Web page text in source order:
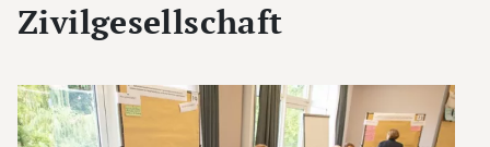
Zivilgesellschaft